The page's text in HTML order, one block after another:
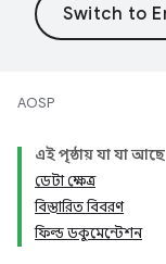
AOSP
এই পৃষ্ঠায় যা যা আছে
ডেটা ক্ষেত্র
বিস্তারিত বিবরণ
ফিল্ড ডকুমেন্টেশন